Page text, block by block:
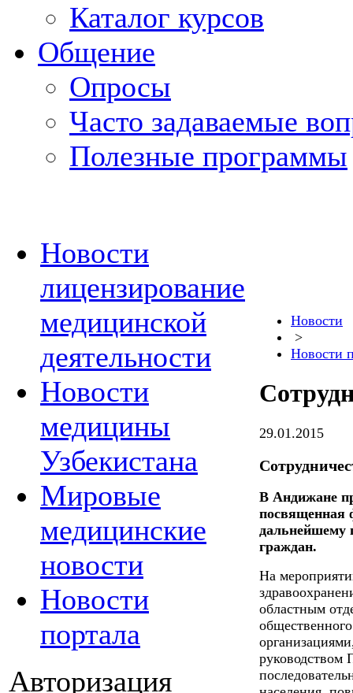
Каталог курсов
Общение
Опросы
Часто задаваемые
Полезные программы
Новости
лицензирование
медицинской
деятельности
Новости
медицины
Узбекистана
Мировые
медицинские
новости
Новости
портала
Авторизация
Новости
>
Новости
29.01.2015
В Андижане
посвященная
дальнейшему
граждан.
На
областным
руководством